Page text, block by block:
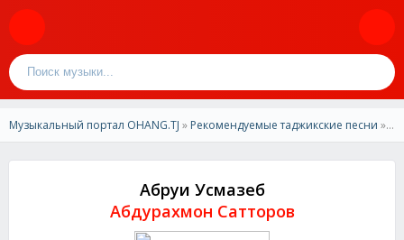
Музыкальный портал OHANG.TJ » Рекомендуемые таджикские песни » Абдурахмон Сатторов - Абруи Усмазеб
Абруи Усмазеб
Абдурахмон Сатторов